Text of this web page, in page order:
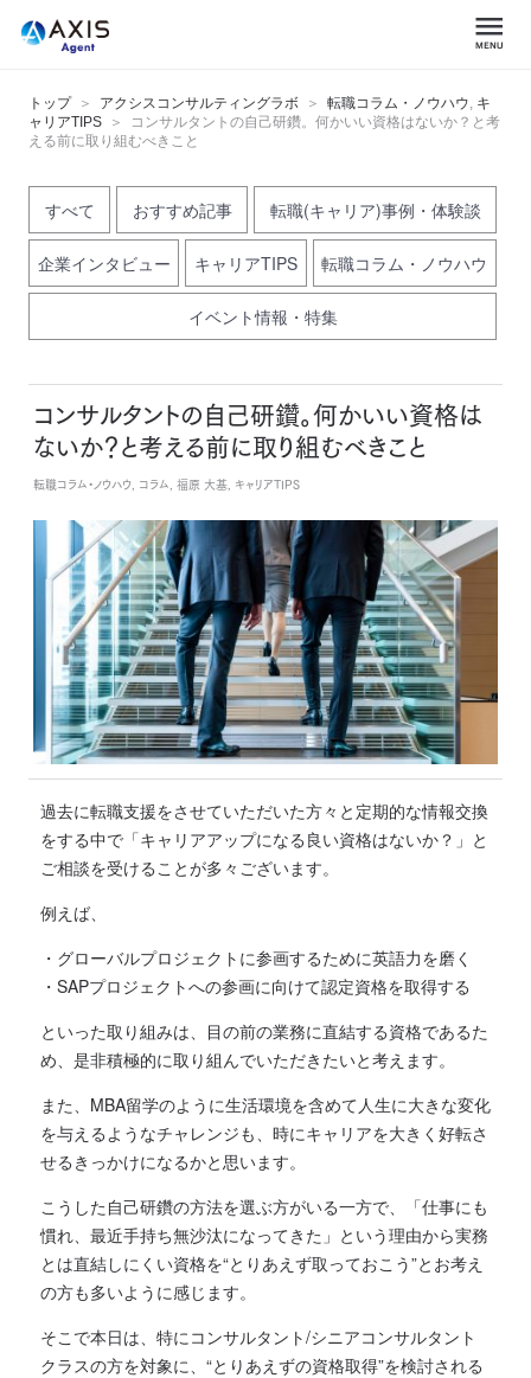
トップ アクシスコンサルティングラボ 転職コラム・ノウハウ, キ
ャリアTIPS
コンサルタントの自己研鑽。何かいい資格はないか？と考
える前に取り組むべきこと
すべて おすすめ記事 転職(キャリア)事例・体験談
企業インタビュー キャリアTIPS 転職コラム・ノウハウ
イベント情報・特集
コンサルタントの自己研鑽。何かいい資格は
ないか？と考える前に取り組むべきこと
転職コラム・ノウハウ, コラム, 福原 大基, キャリアTIPS
過去に転職支援をさせていただいた方々と定期的な情報交換
をする中で「キャリアアップになる良い資格はないか？」と
ご相談を受けることが多々ございます。
例えば、
・グローバルプロジェクトに参画するために英語力を磨く
・SAPプロジェクトへの参画に向けて認定資格を取得する
といった取り組みは、目の前の業務に直結する資格であるた
め、是非積極的に取り組んでいただきたいと考えます。
また、MBA留学のように生活環境を含めて人生に大きな変化
を与えるようなチャレンジも、時にキャリアを大きく好転さ
せるきっかけになるかと思います。
こうした自己研鑽の方法を選ぶ方がいる一方で、「仕事にも
慣れ、最近手持ち無沙汰になってきた」という理由から実務
とは直結しにくい資格を“とりあえず取っておこう”とお考え
の方も多いように感じます。
そこで本日は、特にコンサルタント/シニアコンサルタント
クラスの方を対象に、“とりあえずの資格取得”を検討される